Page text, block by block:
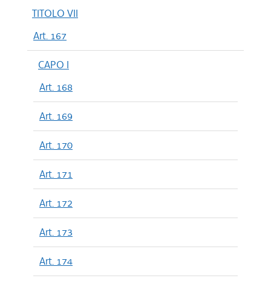
TITOLO VII
Art. 167
CAPO I
Art. 168
Art. 169
Art. 170
Art. 171
Art. 172
Art. 173
Art. 174